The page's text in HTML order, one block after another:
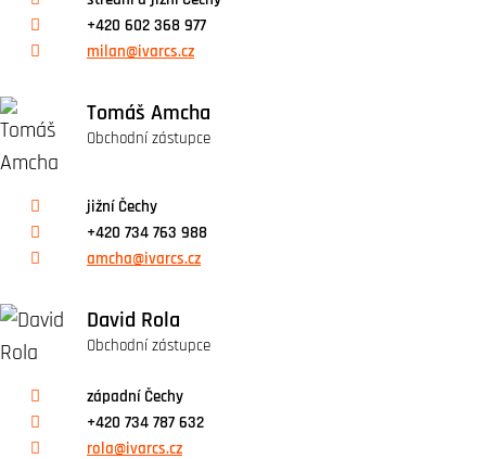
+420 602 368 977
milan@ivarcs.cz
Tomáš Amcha
Obchodní zástupce
jižní Čechy
+420 734 763 988
amcha@ivarcs.cz
David Rola
Obchodní zástupce
západní Čechy
+420 734 787 632
rola@ivarcs.cz